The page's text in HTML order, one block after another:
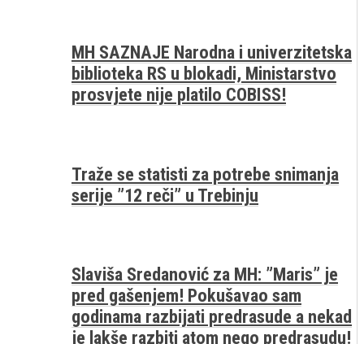
MH SAZNAJE Narodna i univerzitetska
biblioteka RS u blokadi, Ministarstvo
prosvjete nije platilo COBISS!
Traže se statisti za potrebe snimanja
serije ”12 reči” u Trebinju
Slaviša Sredanović za MH: ”Maris” je
pred gašenjem! Pokušavao sam
godinama razbijati predrasude a nekad
je lakše razbiti atom nego predrasudu!